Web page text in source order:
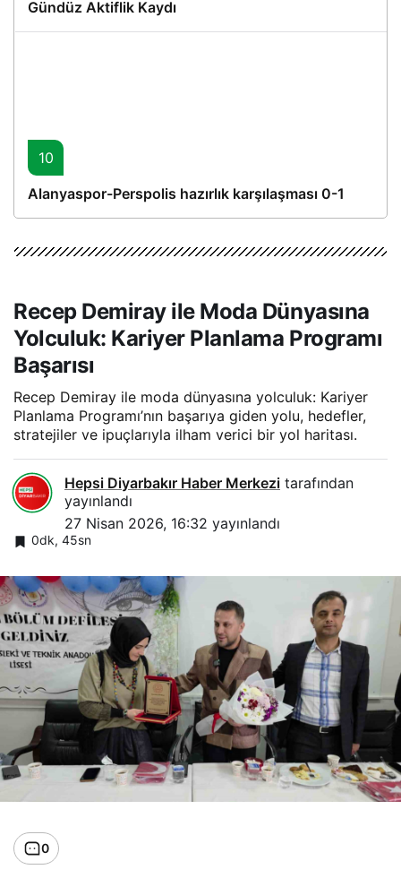
Gündüz Aktiflik Kaydı
10
Alanyaspor-Perspolis hazırlık karşılaşması 0-1
Recep Demiray ile Moda Dünyasına
Yolculuk: Kariyer Planlama Programı
Başarısı
Recep Demiray ile moda dünyasına yolculuk: Kariyer
Planlama Programı’nın başarıya giden yolu, hedefler,
stratejiler ve ipuçlarıyla ilham verici bir yol haritası.
Hepsi Diyarbakır Haber Merkezi tarafından
yayınlandı
27 Nisan 2026, 16:32 yayınlandı
0dk, 45sn
0